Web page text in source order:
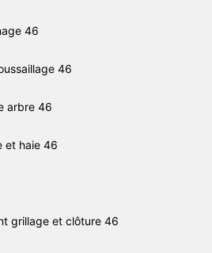
46
46
arbre 46
et haie 46
grillage et clôture 46